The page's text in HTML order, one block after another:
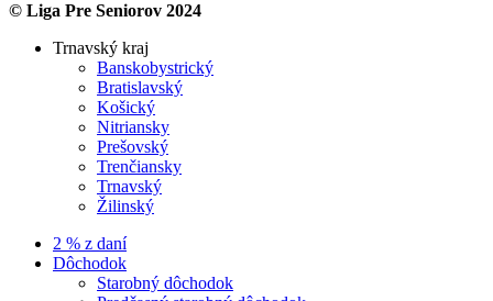
© Liga Pre Seniorov 2024
Trnavský kraj
Banskobystrický
Bratislavský
Košický
Nitriansky
Prešovský
Trenčiansky
Trnavský
Žilinský
2 % z daní
Dôchodok
Starobný dôchodok